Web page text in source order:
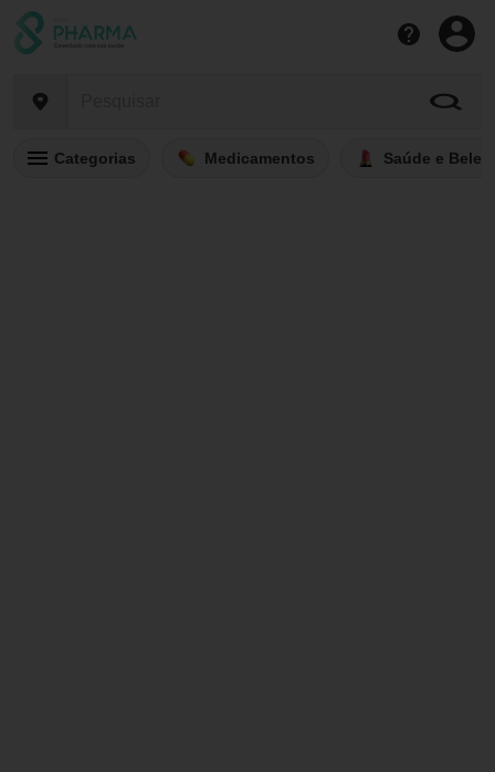
Categorias Medicamentos Saúde e